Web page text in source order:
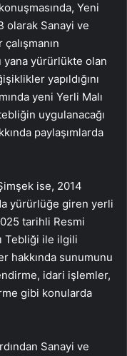
Yeni
olarak Sanayi ve
yana yürürlükte olan
yapıldığını
yeni Yerli Malı
uygulanacağı
paylaşımlarda
ise, 2014
yürürlüğe giren yerli
tarihli Resmi
Tebliği ile ilgili
hakkında sunumunu
idari işlemler,
gibi konularda
Sanayi ve